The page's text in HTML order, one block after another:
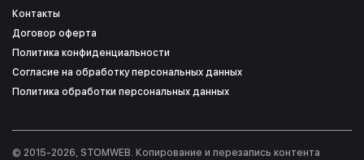
Контакты
Договор оферта
Политика конфиденциальности
Согласие на обработку персональных данных
Политика обработки персональных данных
© 2015-2026, STOMWEB. Копирование и перезапись контента